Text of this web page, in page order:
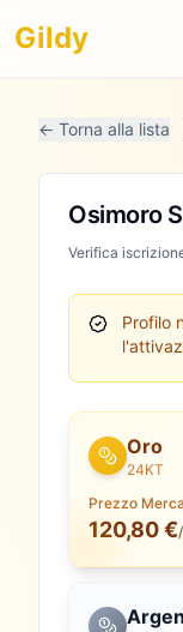
Gildy
← Torna alla lista
Osimoro
Verifica
Profilo
Oro
24KT
Prezzo
120,80 €